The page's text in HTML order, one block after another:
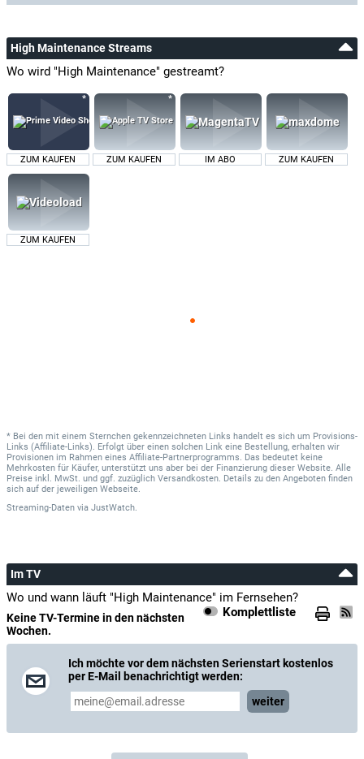
High Maintenance Streams
Wo wird "High Maintenance" gestreamt?
ZUM KAUFEN ZUM KAUFEN IM ABO ZUM KAUFEN
ZUM KAUFEN
* Bei den mit einem Sternchen gekennzeichneten Links handelt es sich um Provisions-
Links (Affiliate-Links). Erfolgt über einen solchen Link eine Bestellung, erhalten wir
Provisionen im Rahmen eines Affiliate-Partnerprogramms. Das bedeutet keine
Mehrkosten für Käufer, unterstützt uns aber bei der Finanzierung dieser Website. Alle
Preise inkl. MwSt. und ggf. zuzüglich Versandkosten. Details zu den Angeboten finden
sich auf der jeweiligen Webseite.
Streaming-Daten via JustWatch.
Im TV
Wo und wann läuft "High Maintenance" im Fernsehen?
Komplettliste
Keine TV-Termine in den nächsten
Wochen.
Ich möchte vor dem nächsten Serienstart kostenlos
per E-Mail benachrichtigt werden:
weiter